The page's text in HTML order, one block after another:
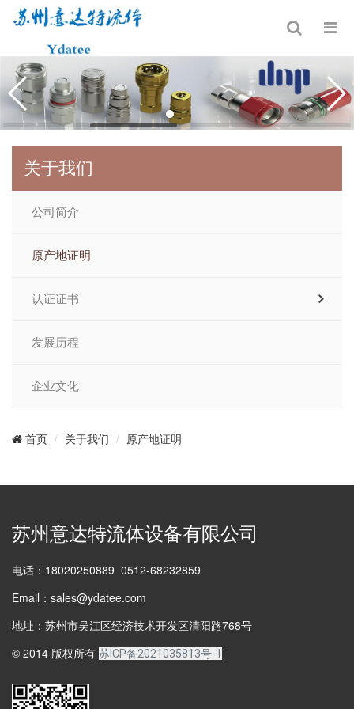
关于我们
公司简介
原产地证明
认证证书
发展历程
企业文化
首页 关于我们 原产地证明
苏州意达特流体设备有限公司
电话：18020250889 0512-68232859
Email：sales@ydatee.com
地址：苏州市吴江区经济技术开发区清阳路768号
© 2014 版权所有 苏ICP备2021035813号-1